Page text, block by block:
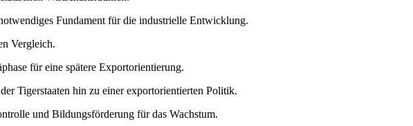
Fundament für die industrielle Entwicklung.
Vergleich.
für eine spätere Exportorientierung.
Tigerstaaten hin zu einer exportorientierten Politik.
und Bildungsförderung für das Wachstum.